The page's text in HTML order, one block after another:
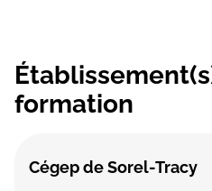
formation
Cégep de Sorel-Tracy